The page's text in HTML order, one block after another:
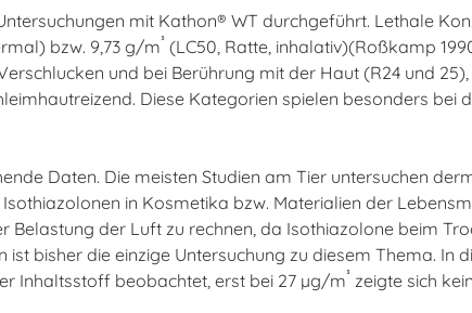
mit Kathon® WT durchgeführt. Lethale
bzw. 9,73 g/m³ (LC50, Ratte, inhalativ)(Roßkamp
und bei Berührung mit der Haut (R24 und
Diese Kategorien spielen besonders bei
Daten. Die meisten Studien am Tier untersuchen
in Kosmetika bzw. Materialien der
der Luft zu rechnen, da Isothiazolone beim
bisher die einzige Untersuchung zu diesem Thema. In
Inhaltsstoff beobachtet, erst bei 27 µg/m³ zeigte sich